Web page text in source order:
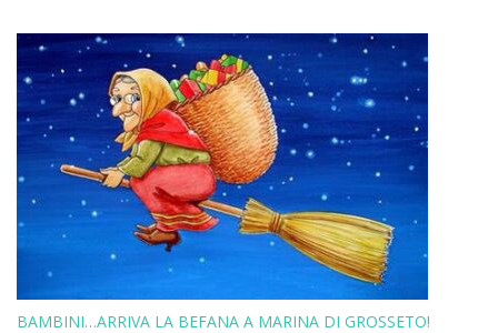
BAMBINI…ARRIVA LA BEFANA A MARINA DI GROSSETO!